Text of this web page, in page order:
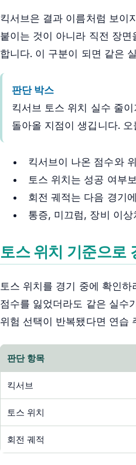
킥서브은 결과 이름처럼 보이
붙이는 것이 아니라 직전 장
합니다. 이 구분이 되면 같은
판단 박스
킥서브 토스 위치 실수 줄
돌아올 지점이 생깁니다.
킥서브이 나온 점수와
토스 위치는 성공 여부
회전 궤적는 다음 경기
통증, 미끄럼, 장비 이
토스 위치 기준으로
토스 위치를 경기 중에 확인
점수를 잃었더라도 같은 실수
위험 선택이 반복됐다면 연습
판단 항목
킥서브
토스 위치
회전 궤적